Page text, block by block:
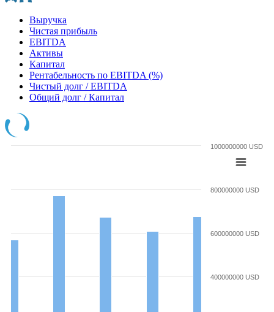
Выручка
Чистая прибыль
EBITDA
Активы
Капитал
Рентабельность по EBITDA (%)
Чистый долг / EBITDA
Общий долг / Капитал
400000000 USD
600000000 USD
800000000 USD
1000000000 USD